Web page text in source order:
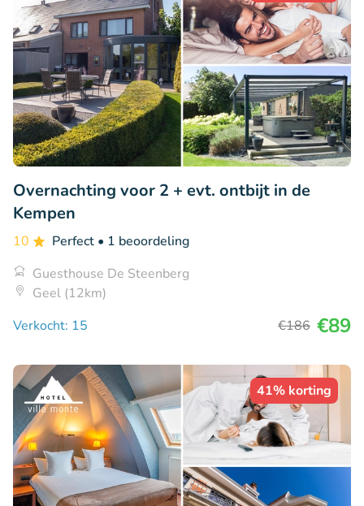
Overnachting voor 2 + evt. ontbijt in de
Kempen
10 Perfect • 1 beoordeling
Guesthouse De Steenberg
Geel (12km)
Verkocht: 15
€186 €89
41% korting